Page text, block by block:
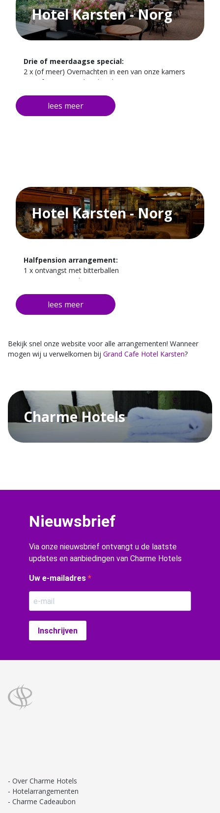
Hotel Karsten - Norg
Drie of meerdaagse special:
2 x (of meer) Overnachten in een van onze kamers
2 x (of meer) Uitgebreid ontbijt
gratis fiets- en wandelroutes van de omgeving
Hotel Karsten - Norg
Halfpension arrangement:
1 x ontvangst met bitterballen
1 x tweegangen diner
1 x Uitgebreid ontbijt
Bekijk snel onze website voor alle arrangementen! Wanneer
mogen wij u verwelkomen bij Grand Cafe Hotel Karsten?
Charme Hotels
Nieuwsbrief
Via onze nieuwsbrief ontvangt u de laatste
updates en aanbiedingen van Charme Hotels
Uw e-mailadres
Inschrijven
Over Charme Hotels
Hotelarrangementen
Charme Cadeaubon